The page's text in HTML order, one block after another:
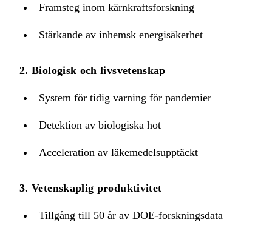
Framsteg inom kärnkraftsforskning
Stärkande av inhemsk energisäkerhet
2. Biologisk och livsvetenskap
System för tidig varning för pandemier
Detektion av biologiska hot
Acceleration av läkemedelsupptäckt
3. Vetenskaplig produktivitet
Tillgång till 50 år av DOE-forskningsdata